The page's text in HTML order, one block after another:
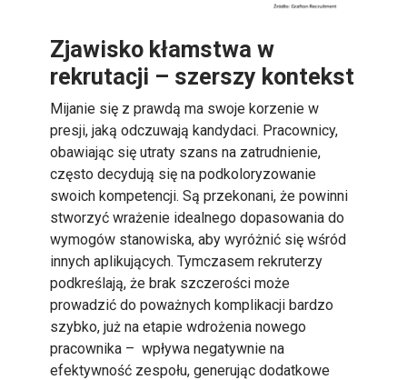
Zjawisko kłamstwa w
rekrutacji – szerszy kontekst
Mijanie się z prawdą ma swoje korzenie w
presji, jaką odczuwają kandydaci. Pracownicy,
obawiając się utraty szans na zatrudnienie,
często decydują się na podkoloryzowanie
swoich kompetencji. Są przekonani, że powinni
stworzyć wrażenie idealnego dopasowania do
wymogów stanowiska, aby wyróżnić się wśród
innych aplikujących. Tymczasem rekruterzy
podkreślają, że brak szczerości może
prowadzić do poważnych komplikacji bardzo
szybko, już na etapie wdrożenia nowego
pracownika – wpływa negatywnie na
efektywność zespołu, generując dodatkowe